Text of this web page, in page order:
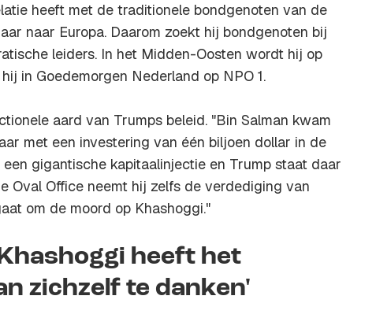
heeft met de traditionele bondgenoten van de
naar Europa. Daarom zoekt hij bondgenoten bij
leiders. In het Midden-Oosten wordt hij op
in Goedemorgen Nederland op NPO 1.
aard van Trumps beleid. "Bin Salman kwam
met een investering van één biljoen dollar in de
gigantische kapitaalinjectie en Trump staat daar
Oval Office neemt hij zelfs de verdediging van
om de moord op Khashoggi."
heeft het
zichzelf te danken'